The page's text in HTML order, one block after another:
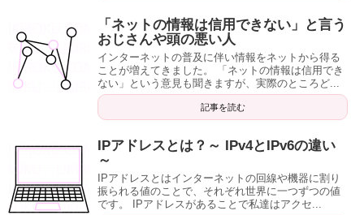
「ネットの情報は信用できない」と言う
おじさんや頭の悪い人
インターネットの普及に伴い情報をネットから得る
ことが増えてきました。 「ネットの情報は信用でき
ない」という意見も聞きますが、実際のところど...
記事を読む
IPアドレスとは？～ IPv4とIPv6の違い
～
IPアドレスとはインターネットの回線や機器に割り
振られる値のことで、それぞれ世界に一つずつの値
です。 IPアドレスがあることで私達はアクセ...